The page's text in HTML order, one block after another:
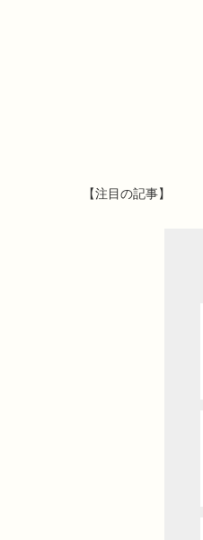
【注目の記事】